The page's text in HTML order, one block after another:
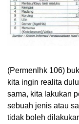
(Permenlhk 106)
kita ingin realita
sama, kita lakukan
sebuah jenis atau
tidak boleh